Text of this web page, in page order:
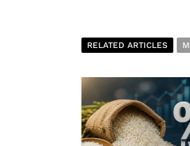
RELATED ARTICLES